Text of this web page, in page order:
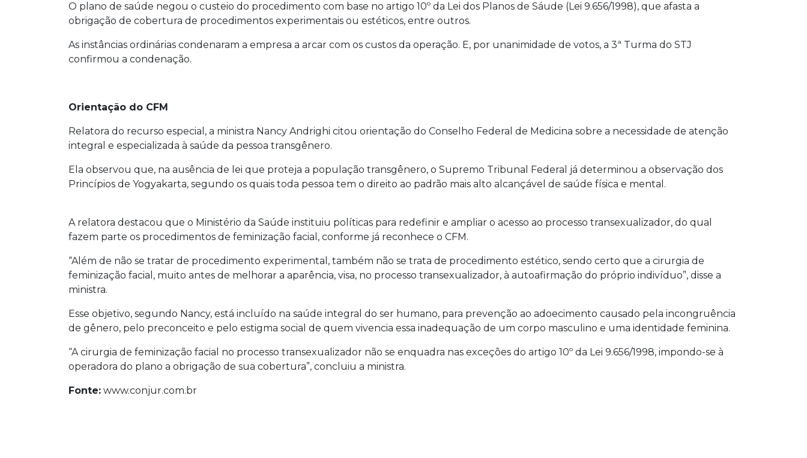
O plano de saúde negou o custeio do procedimento com base no artigo 10º da Lei dos Planos de Sáude (Lei 9.656/1998), que afasta a
obrigação de cobertura de procedimentos experimentais ou estéticos, entre outros.
As instâncias ordinárias condenaram a empresa a arcar com os custos da operação. E, por unanimidade de votos, a 3ª Turma do STJ
confirmou a condenação.
Orientação do CFM
Relatora do recurso especial, a ministra Nancy Andrighi citou orientação do Conselho Federal de Medicina sobre a necessidade de atenção
integral e especializada à saúde da pessoa transgênero.
Ela observou que, na ausência de lei que proteja a população transgênero, o Supremo Tribunal Federal já determinou a observação dos
Princípios de Yogyakarta, segundo os quais toda pessoa tem o direito ao padrão mais alto alcançável de saúde física e mental.
A relatora destacou que o Ministério da Saúde instituiu políticas para redefinir e ampliar o acesso ao processo transexualizador, do qual
fazem parte os procedimentos de feminização facial, conforme já reconhece o CFM.
“Além de não se tratar de procedimento experimental, também não se trata de procedimento estético, sendo certo que a cirurgia de
feminização facial, muito antes de melhorar a aparência, visa, no processo transexualizador, à autoafirmação do próprio indivíduo”, disse a
ministra.
Esse objetivo, segundo Nancy, está incluído na saúde integral do ser humano, para prevenção ao adoecimento causado pela incongruência
de gênero, pelo preconceito e pelo estigma social de quem vivencia essa inadequação de um corpo masculino e uma identidade feminina.
“A cirurgia de feminização facial no processo transexualizador não se enquadra nas exceções do artigo 10º da Lei 9.656/1998, impondo-se à
operadora do plano a obrigação de sua cobertura”, concluiu a ministra.
Fonte: www.conjur.com.br